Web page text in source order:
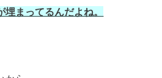
まってるんだよね。